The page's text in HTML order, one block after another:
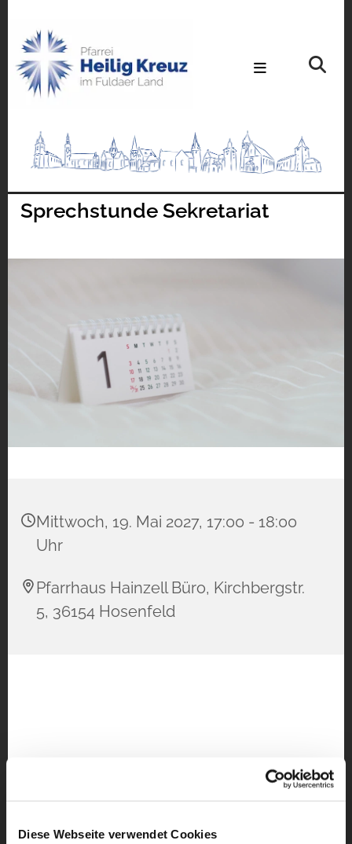
Diese Webseite verwendet Cookies
Sprechstunde Sekretariat
Mittwoch, 19. Mai 2027, 17:00 - 18:00
Uhr
Pfarrhaus Hainzell Büro, Kirchbergstr.
5, 36154 Hosenfeld